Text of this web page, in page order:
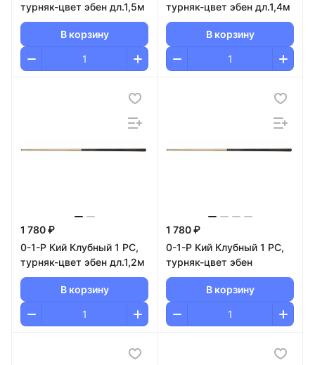
турняк-цвет эбен дл.1,5м
В корзину
турняк-цвет эбен дл.1,4м
В корзину
1 780 ₽
0-1-Р Кий Клубный 1 РС,
турняк-цвет эбен дл.1,2м
В корзину
1 780 ₽
0-1-Р Кий Клубный 1 РС,
турняк-цвет эбен
В корзину